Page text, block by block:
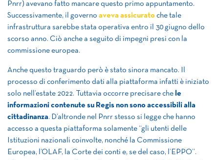
Pnrr) avevano fatto mancare questo primo appuntamento.
Successivamente, il governo aveva assicurato che tale
infrastruttura sarebbe stata operativa entro il 30 giugno dello
scorso anno. Ciò anche a seguito di impegni presi con la
commissione europea.
Anche questo traguardo però è stato sinora mancato. Il
processo di conferimento dati alla piattaforma infatti è iniziato
solo nell’estate 2022. Tuttavia occorre precisare che le
informazioni contenute su Regis non sono accessibili alla
cittadinanza. D’altronde nel Pnrr stesso si legge che hanno
accesso a questa piattaforma solamente “gli utenti delle
Istituzioni nazionali coinvolte, nonché la Commissione
Europea, l’OLAF, la Corte dei conti e, se del caso, l’EPPO”.